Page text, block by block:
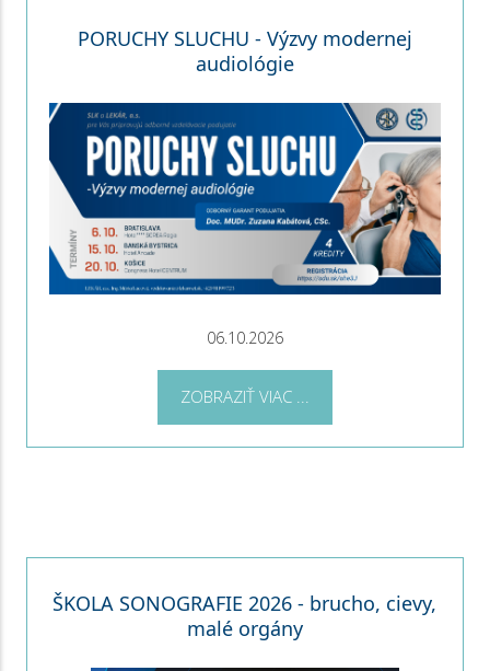
PORUCHY SLUCHU - Výzvy modernej
audiológie
06.10.2026
ZOBRAZIŤ VIAC ...
ŠKOLA SONOGRAFIE 2026 - brucho, cievy,
malé orgány